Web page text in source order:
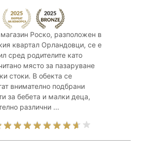
Роско, разположен в
квартал Орландовци, се е
сред родителите като
място за пазаруване
стоки. В обекта се
внимателно подбрани
за бебета и малки деца,
различни ...